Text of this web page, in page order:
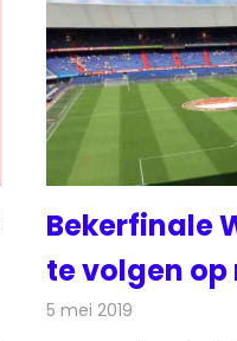
Bekerfinale
te volgen
5 mei 2019